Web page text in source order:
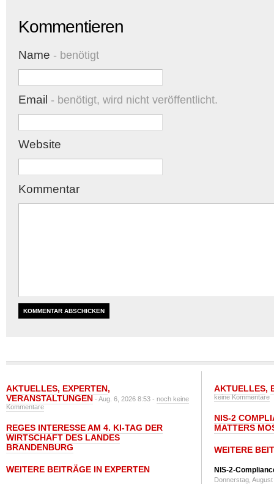
Kommentieren
Name - benötigt
Email - benötigt, wird nicht veröffentlicht.
Website
Kommentar
AKTUELLES, EXPERTEN,
VERANSTALTUNGEN - Aug. 6, 2026 8:53 - noch keine
Kommentare
REGES INTERESSE AM 4. KI-TAG DER
WIRTSCHAFT DES LANDES
BRANDENBURG
WEITERE BEITRÄGE IN EXPERTEN
AKTUELLES,
keine Kommentare
NIS-2
MATTERS
WEITERE
NIS-2-
Donnerstag,